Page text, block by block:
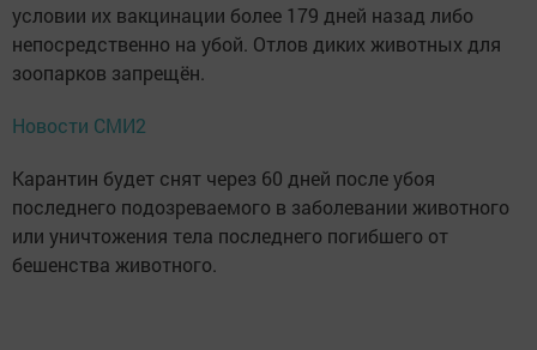
условии их вакцинации более 179 дней назад либо
непосредственно на убой. Отлов диких животных для
зоопарков запрещён.
Новости СМИ2
Карантин будет снят через 60 дней после убоя
последнего подозреваемого в заболевании животного
или уничтожения тела последнего погибшего от
бешенства животного.